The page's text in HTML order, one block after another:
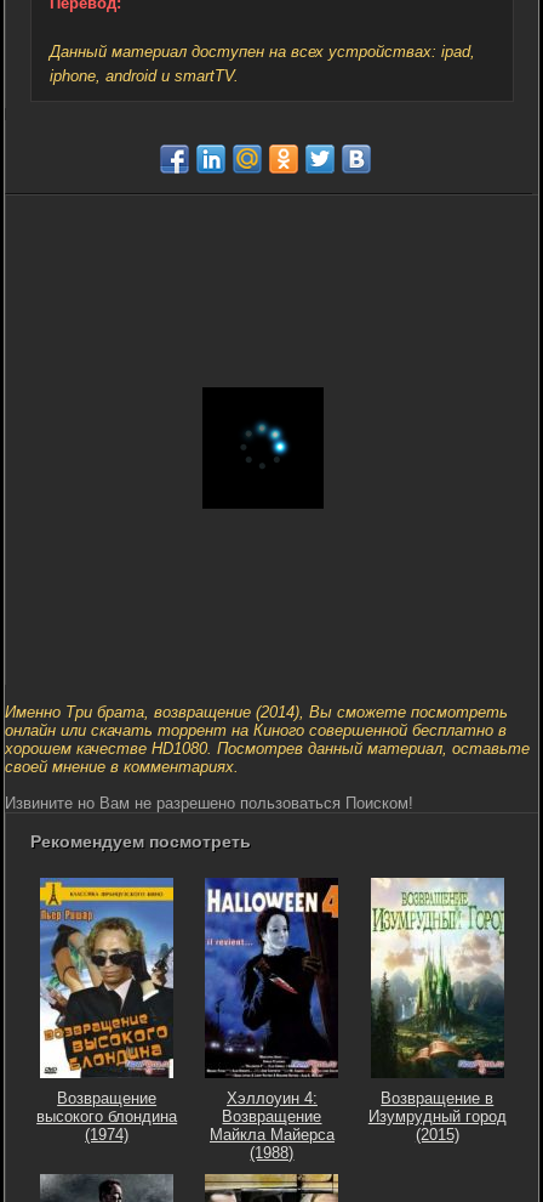
Данный материал доступен на всех устройствах: ipad,
iphone, android и smartTV.
Именно Три брата, возвращение (2014), Вы сможете посмотреть
онлайн или скачать торрент на Киного совершенной бесплатно в
хорошем качестве HD1080. Посмотрев данный материал, оставьте
своей мнение в комментариях.
Извините но Вам не разрешено пользоваться Поиском!
Рекомендуем посмотреть
Возвращение
высокого блондина
(1974)
Хэллоуин 4:
Возвращение
Майкла Майерса
(1988)
Возвращение в
Изумрудный город
(2015)